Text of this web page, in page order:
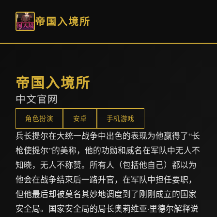
帝国入境所
帝国入境所
中文官网
角色扮演 安卓 手机游戏
兵长提尔在大统一战争中出色的表现为他赢得了“长
枪使提尔”的美称，他的功勋和威名在军队中无人不
知晓，无人不称赞。所有人（包括他自己）都以为
他会在战争结束后一路升官，在军队中担任要职，
但他最后却被莫名其妙地调度到了刚刚成立的国家
安全局。国家安全局的局长奥莉维亚·里德尔解释说